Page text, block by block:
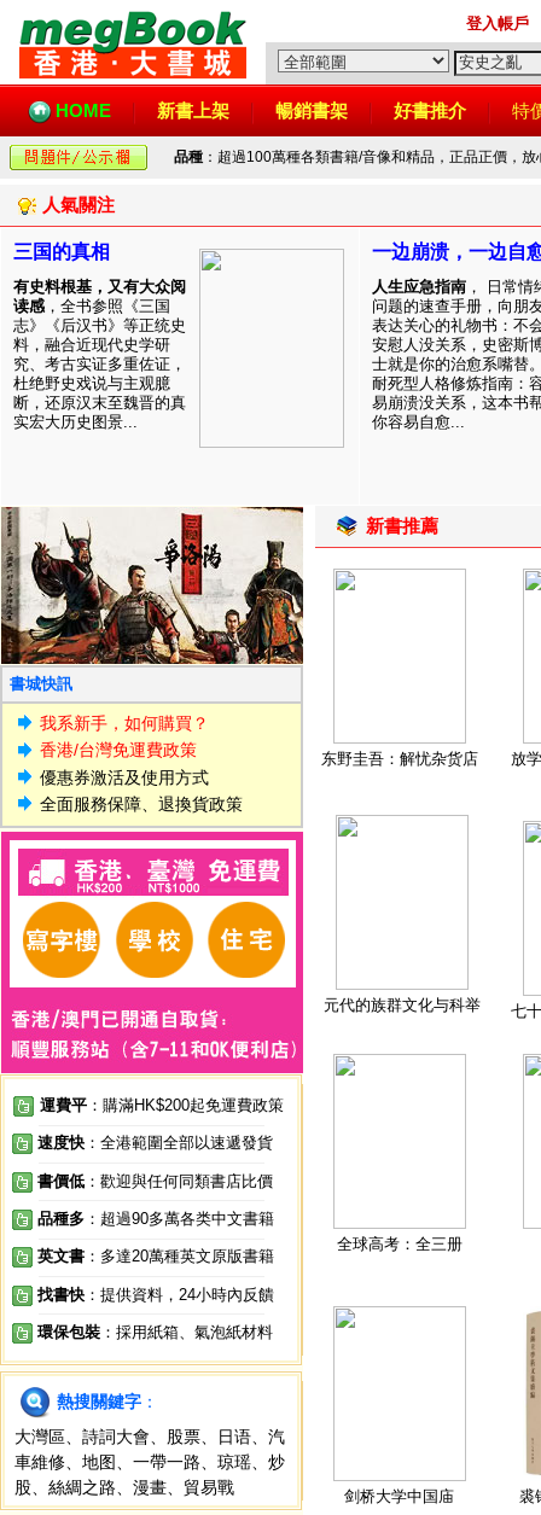
登入帳戶
HOME 新書上架 暢銷書架 好書推介 特
品種 ：超過100萬種各類書籍/音像和精品，正品正價，
人氣關注
三国的真相
有史料根基，又有大众阅
读感 ，全书参照《三国
志》《后汉书》等正统史
料，融合近现代史学研
究、考古实证多重佐证，
杜绝野史戏说与主观臆
断，还原汉末至魏晋的真
实宏大历史图景...
一边崩溃，一边自
人生应急指南 ， 日常情
问题的速查手册，向朋
表达关心的礼物书：不
安慰人没关系，史密斯
士就是你的治愈系嘴替
耐死型人格修炼指南：
易崩溃没关系，这本书
你容易自愈...
書城快訊
我系新手，如何購買？
香港/台灣免運費政策
優惠券激活及使用方式
全面服務保障、退換貨政策
運費平 ：購滿HK$200起免運費政策
速度快 ：全港範圍全部以速遞發貨
書價低 ：歡迎與任何同類書店比價
品種多 ：超過90多萬各类中文書籍
英文書 ：多達20萬種英文原版書籍
找書快 ：提供資料，24小時內反饋
環保包裝 ：採用紙箱、氣泡紙材料
熱搜關鍵字 ：
大灣區
詩詞大會 股票 日语
汽
車維修
地图 一帶一路 琼瑶
炒
股
絲綢之路 漫畫 貿易戰
新書推薦
东野圭吾：解忧杂货店 放
元代的族群文化与科举 七
全球高考：全三册
剑桥大学中国庙 裘